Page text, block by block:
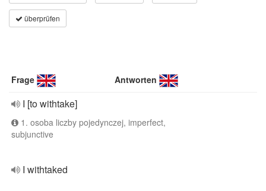
überprüfen
Frage Antworten
I [to withtake]
1. osoba liczby pojedynczej, imperfect,
subjunctive
I withtaked